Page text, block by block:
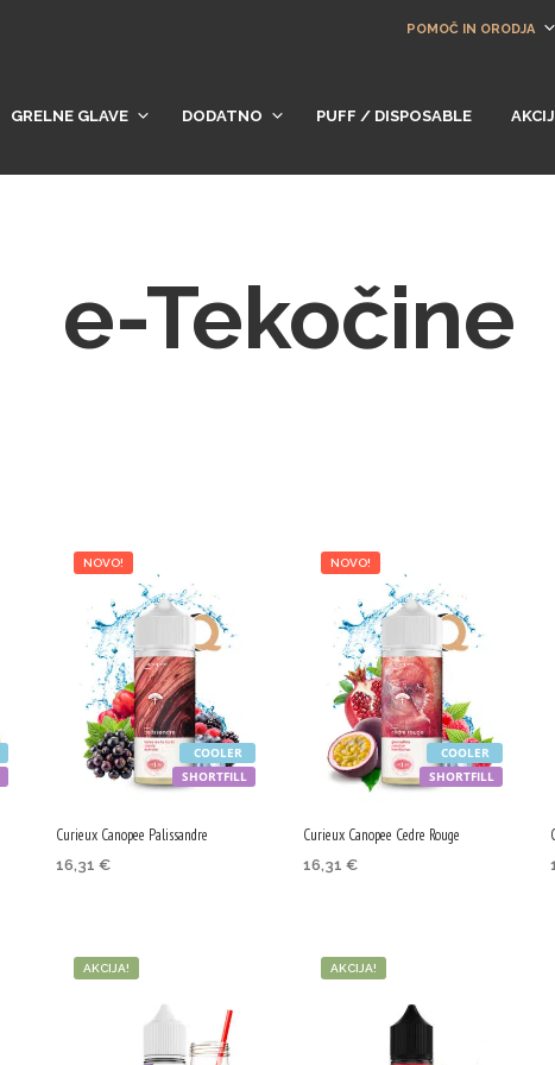
POMOČ IN ORODJA
GRELNE GLAVE DODATNO PUFF / DISPOSABLE
e-Tekočine
SHORTFILL
COOLER
NOVO!
Curieux Canopee Palissandre
16,31 €
SHORTFILL
COOLER
NOVO!
Curieux Canopee Cedre Rouge
16,31 €
AKCIJA! AKCIJA!